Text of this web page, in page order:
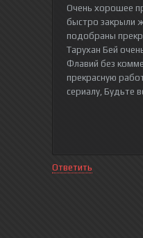
Очень хорошее
быстро закрыли
подобраны
Тарухан Бей
Флавий без
прекрасную
сериалу, Будьте
Ответить